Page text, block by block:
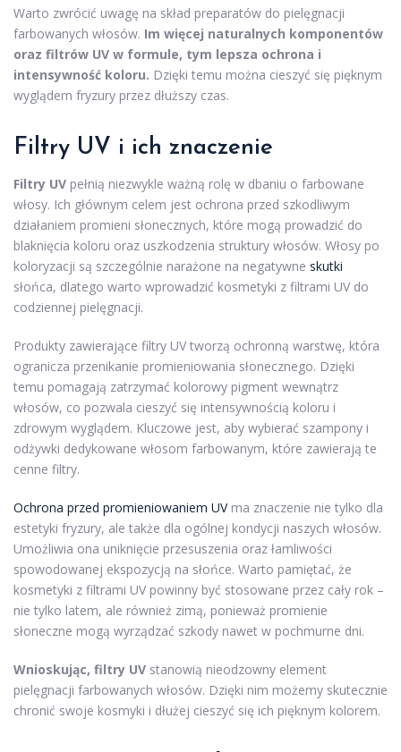
Warto zwrócić uwagę na skład preparatów do pielęgnacji
farbowanych włosów. Im więcej naturalnych komponentów
oraz filtrów UV w formule, tym lepsza ochrona i
intensywność koloru. Dzięki temu można cieszyć się pięknym
wyglądem fryzury przez dłuższy czas.
Filtry UV i ich znaczenie
Filtry UV pełnią niezwykle ważną rolę w dbaniu o farbowane
włosy. Ich głównym celem jest ochrona przed szkodliwym
działaniem promieni słonecznych, które mogą prowadzić do
blaknięcia koloru oraz uszkodzenia struktury włosów. Włosy po
koloryzacji są szczególnie narażone na negatywne skutki
słońca, dlatego warto wprowadzić kosmetyki z filtrami UV do
codziennej pielęgnacji.
Produkty zawierające filtry UV tworzą ochronną warstwę, która
ogranicza przenikanie promieniowania słonecznego. Dzięki
temu pomagają zatrzymać kolorowy pigment wewnątrz
włosów, co pozwala cieszyć się intensywnością koloru i
zdrowym wyglądem. Kluczowe jest, aby wybierać szampony i
odżywki dedykowane włosom farbowanym, które zawierają te
cenne filtry.
Ochrona przed promieniowaniem UVma znaczenie nie tylko dla
estetyki fryzury, ale także dla ogólnej kondycji naszych włosów.
Umożliwia ona uniknięcie przesuszenia oraz łamliwości
spowodowanej ekspozycją na słońce. Warto pamiętać, że
kosmetyki z filtrami UV powinny być stosowane przez cały rok –
nie tylko latem, ale również zimą, ponieważ promienie
słoneczne mogą wyrządzać szkody nawet w pochmurne dni.
Wnioskując, filtry UV stanowią nieodzowny element
pielęgnacji farbowanych włosów. Dzięki nim możemy skutecznie
chronić swoje kosmyki i dłużej cieszyć się ich pięknym kolorem.